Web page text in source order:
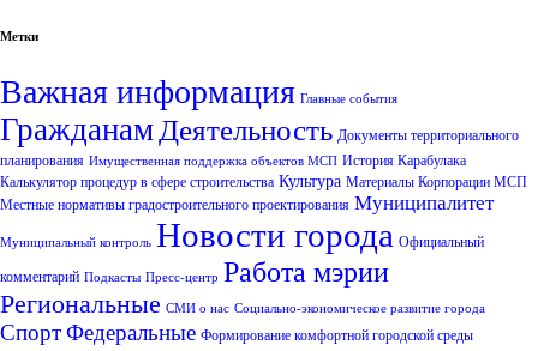
Метки
Важная информация Главные события
Гражданам Деятельность Документы территориального
планирования Имущественная поддержка объектов МСП История Карабулака
Калькулятор процедур в сфере строительства Культура Материалы Корпорации МСП
Местные нормативы градостроительного проектирования Муниципалитет
Муниципальный контроль Новости города Официальный
комментарий Подкасты Пресс-центр Работа мэрии
Региональные СМИ о нас Социально-экономическое развитие города
СпортФедеральные Формирование комфортной городской среды